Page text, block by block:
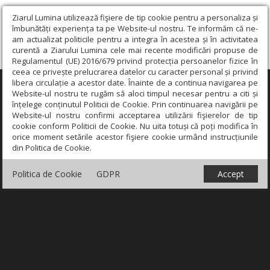
Ziarul Lumina utilizează fişiere de tip cookie pentru a personaliza și
îmbunătăți experiența ta pe Website-ul nostru. Te informăm că ne-
am actualizat politicile pentru a integra în acestea și în activitatea
curentă a Ziarului Lumina cele mai recente modificări propuse de
Regulamentul (UE) 2016/679 privind protecția persoanelor fizice în
ceea ce privește prelucrarea datelor cu caracter personal și privind
libera circulație a acestor date. Înainte de a continua navigarea pe
Website-ul nostru te rugăm să aloci timpul necesar pentru a citi și
înțelege conținutul Politicii de Cookie. Prin continuarea navigării pe
Website-ul nostru confirmi acceptarea utilizării fişierelor de tip
cookie conform Politicii de Cookie. Nu uita totuși că poți modifica în
orice moment setările acestor fişiere cookie urmând instrucțiunile
din Politica de Cookie.
Politica de Cookie GDPR Accept
×